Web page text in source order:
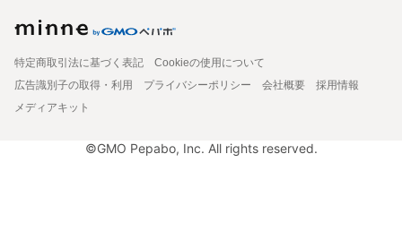
特定商取引法に基づく表記
Cookieの使用について
広告識別子の取得・利用
プライバシーポリシー 会社概要
採用情報
メディアキット
©GMO Pepabo, Inc. All rights reserved.